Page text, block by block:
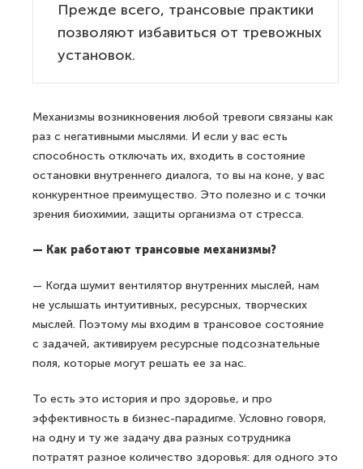
Прежде всего, трансовые практики
позволяют избавиться от тревожных
установок.
Механизмы возникновения любой тревоги связаны как
раз с негативными мыслями. И если у вас есть
способность отключать их, входить в состояние
остановки внутреннего диалога, то вы на коне, у вас
конкурентное преимущество. Это полезно и с точки
зрения биохимии, защиты организма от стресса.
— Как работают трансовые механизмы?
— Когда шумит вентилятор внутренних мыслей, нам
не услышать интуитивных, ресурсных, творческих
мыслей. Поэтому мы входим в трансовое состояние
с задачей, активируем ресурсные подсознательные
поля, которые могут решать ее за нас.
То есть это история и про здоровье, и про
эффективность в бизнес-парадигме. Условно говоря,
на одну и ту же задачу два разных сотрудника
потратят разное количество здоровья: для одного это